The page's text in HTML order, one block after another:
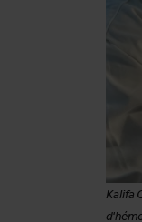
Kalifa